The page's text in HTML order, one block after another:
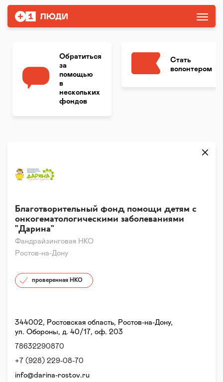
Обратиться
за
помощью
в
нескольких
фондов
Стать
волонтером
Фандрайзинговая НКО
Благотворительный фонд помощи детям с
онкогематологическими заболеваниями
"Дарина"
Ростов-на-Дону
проверенная НКО
344002, Ростовская область, Ростов-на-Дону,
ул. Обороны, д. 40/17, оф. 203
78632290870
+7 (928) 229-08-70
info@darina-rostov.ru